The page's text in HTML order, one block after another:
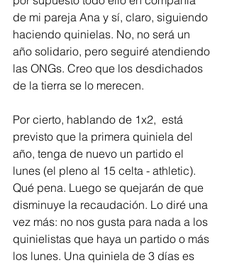
de mi pareja Ana y sí, claro, siguiendo
haciendo quinielas. No, no será un
año solidario, pero seguiré atendiendo
las ONGs. Creo que los desdichados
de la tierra se lo merecen.
Por cierto, hablando de 1x2,  está
previsto que la primera quiniela del
año, tenga de nuevo un partido el
lunes (el pleno al 15 celta - athletic).
Qué pena. Luego se quejarán de que
disminuye la recaudación. Lo diré una
vez más: no nos gusta para nada a los
quinielistas que haya un partido o más
los lunes. Una quiniela de 3 días es